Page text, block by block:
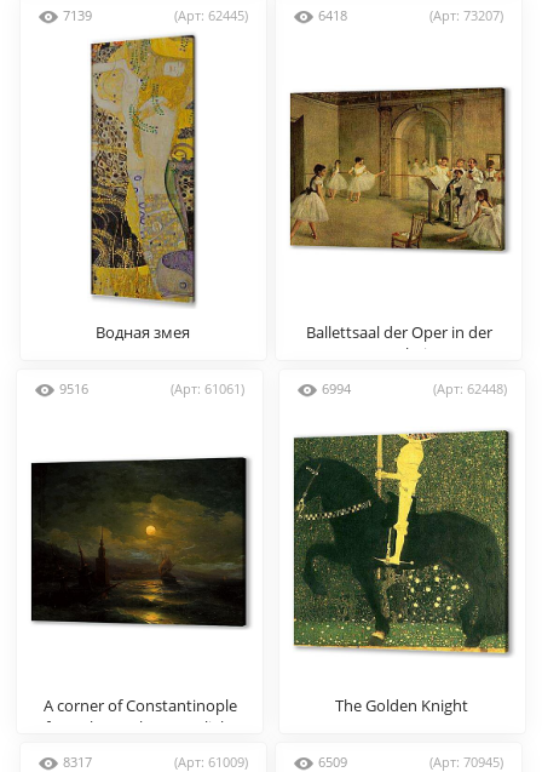
7139 (Арт: 62445)
Водная змея
6418 (Арт: 73207)
Ballettsaal der Oper in der
Rue Peletier
9516 (Арт: 61061)
A corner of Constantinople
from the sea by moonlight
6994 (Арт: 62448)
The Golden Knight
8317 (Арт: 61009) 6509 (Арт: 70945)